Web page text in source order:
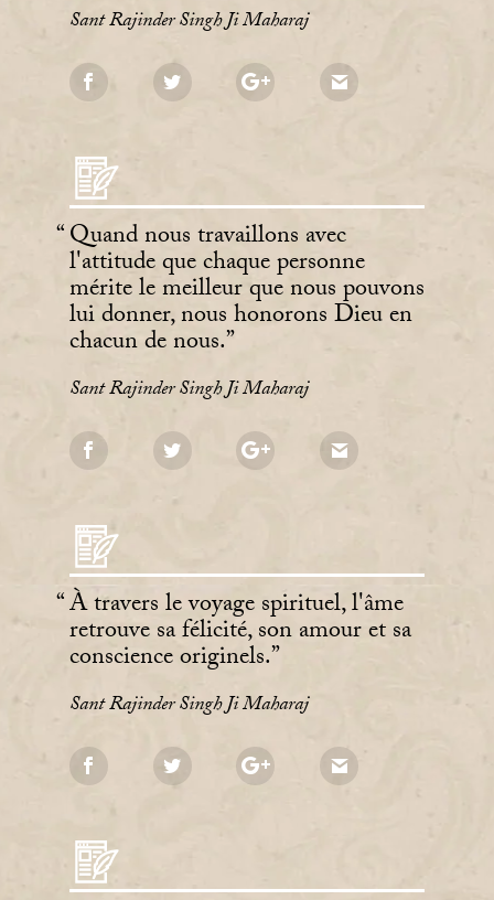
Sant Rajinder Singh Ji Maharaj
Quand nous travaillons avec
l'attitude que chaque personne
mérite le meilleur que nous pouvons
lui donner, nous honorons Dieu en
chacun de nous.
Sant Rajinder Singh Ji Maharaj
À travers le voyage spirituel, l'âme
retrouve sa félicité, son amour et sa
conscience originels.
Sant Rajinder Singh Ji Maharaj